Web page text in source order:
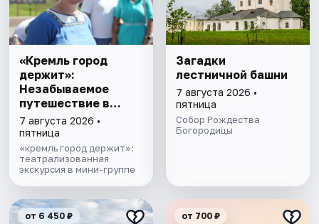
«Кремль город
держит»:
Незабываемое
путешествие в
Средневековье
7 августа 2026 •
пятница
«кремль город держит»:
театрализованная
экскурсия в мини-группе
Загадки
лестничной башни
7 августа 2026 •
пятница
Собор Рождества
Богородицы
от 6 450 ₽ от 700 ₽